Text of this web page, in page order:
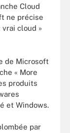
Cloud
ne précise
vrai cloud »
de Microsoft
« More
produits
et Windows.
par